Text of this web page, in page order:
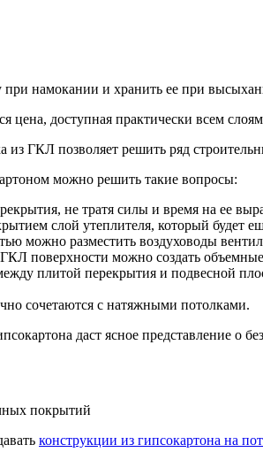
при намокании и хранить ее при
цена, доступная практически всем
ГКЛ позволяет решить ряд
можно решить такие вопросы:
не тратя силы и время на ее
слой утеплителя, который будет
можно разместить воздуховоды
поверхности можно создать
плитой перекрытия и подвесной
сочетаются с натяжными потолками.
даст ясное представление о
конструкции из гипсокартона на